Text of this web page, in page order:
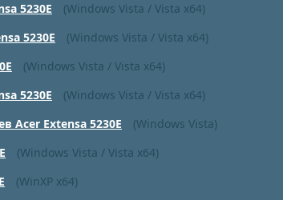
5230E
(Windows Vista / Vista x64)
5230E
(Windows Vista / Vista x64)
(Windows Vista / Vista x64)
5230E
(Windows Vista / Vista x64)
Acer Extensa 5230E
(Windows Vista)
(Windows Vista / Vista x64)
(WinXP x64)